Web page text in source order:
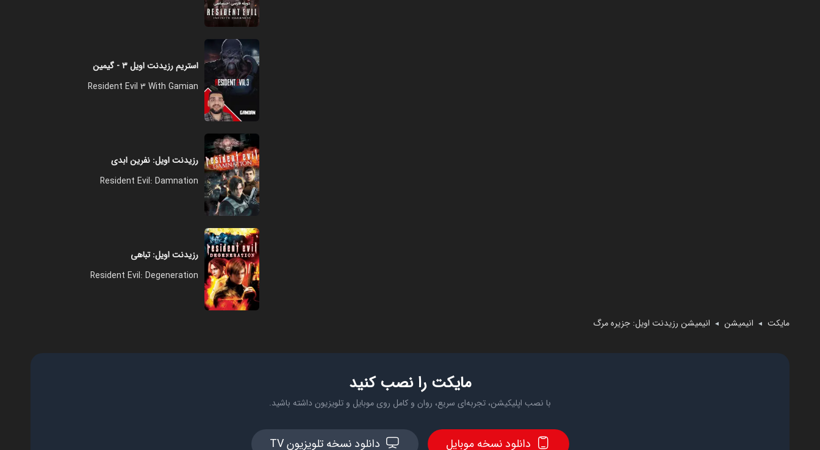
مایکت ◄ انیمیشن ◄ انیمیشن رزیدنت اویل: جزیره مرگ
استریم رزیدنت اویل ۳ - گیمین
Resident Evil 3 With Gamian
رزیدنت اویل: نفرین ابدی
Resident Evil: Damnation
رزیدنت اویل: تباهی
Resident Evil: Degeneration
مایکت را نصب کنید
با نصب اپلیکیشن، تجربه‌ای سریع، روان و کامل روی موبایل و تلویزیون داشته باشید.
دانلود نسخه موبایل دانلود نسخه تلویزیون TV